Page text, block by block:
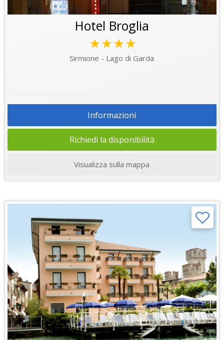
Hotel Broglia
★★★★
Sirmione - Lago di Garda
Informazioni
Richiedi la disponibilità
Visualizza sulla mappa